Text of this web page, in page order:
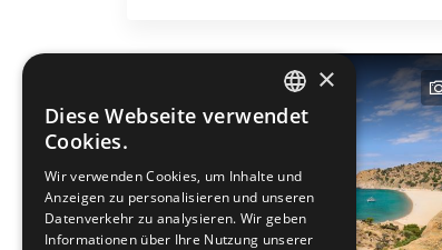
ENGLISH
FRENCH
BULGARIAN
×
Diese Webseite verwendet
Cookies.
Wir verwenden Cookies, um Inhalte und
Anzeigen zu personalisieren und unseren
Datenverkehr zu analysieren. Wir geben
Informationen über Ihre Nutzung unserer